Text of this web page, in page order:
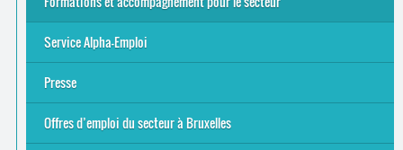
S’initier
Se former
Se rencontrer
Être accompagné·e
Service Alpha-Emploi
Équipe et contacts
Accompagnement individuel
Accompagnement collectif
Folder Service Alpha-Emploi
Presse
2021
2024
2025
Offres d’emploi du secteur à Bruxelles